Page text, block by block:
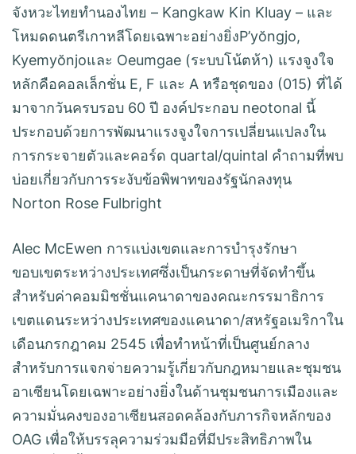
จังหวะไทยทำนองไทย – Kangkaw Kin Kluay – และ
โหมดดนตรีเกาหลีโดยเฉพาะอย่างยิ่งP’yŏngjo,
Kyemyŏnjoและ Oeumgae (ระบบโน้ตห้า) แรงจูงใจ
หลักคือคอลเล็กชั่น E, F และ A หรือชุดของ (015) ที่ได้
มาจากวันครบรอบ 60 ปี องค์ประกอบ neotonal นี้
ประกอบด้วยการพัฒนาแรงจูงใจการเปลี่ยนแปลงใน
การกระจายตัวและคอร์ด quartal/quintal คำถามที่พบ
บ่อยเกี่ยวกับการระงับข้อพิพาทของรัฐนักลงทุน
Norton Rose Fulbright
Alec McEwen การแบ่งเขตและการบำรุงรักษา
ขอบเขตระหว่างประเทศซึ่งเป็นกระดาษที่จัดทำขึ้น
สำหรับค่าคอมมิชชั่นแคนาดาของคณะกรรมาธิการ
เขตแดนระหว่างประเทศของแคนาดา/สหรัฐอเมริกาใน
เดือนกรกฎาคม 2545 เพื่อทำหน้าที่เป็นศูนย์กลาง
สำหรับการแจกจ่ายความรู้เกี่ยวกับกฎหมายและชุมชน
อาเซียนโดยเฉพาะอย่างยิ่งในด้านชุมชนการเมืองและ
ความมั่นคงของอาเซียนสอดคล้องกับภารกิจหลักของ
OAG เพื่อให้บรรลุความร่วมมือที่มีประสิทธิภาพใน